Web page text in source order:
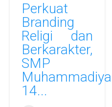
Perkuat
Branding
Religi dan
Berkarakter,
SMP
14...